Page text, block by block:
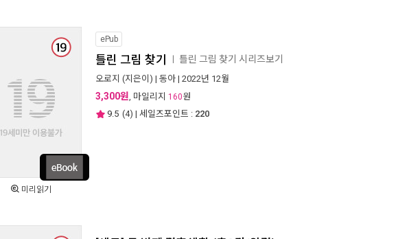
미리읽기
ePub
틀린 그림 찾기 틀린 그림 찾기 시리즈보기
오로지 (지은이) | 동아 | 2022년 12월
3,300원, 마일리지 160원
9.5 (4) | 세일즈포인트 : 220